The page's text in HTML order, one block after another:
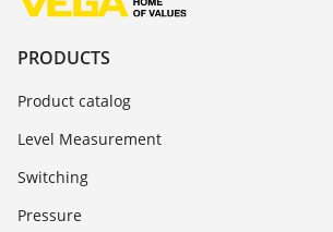
PRODUCTS
Product catalog
Level Measurement
Switching
Pressure